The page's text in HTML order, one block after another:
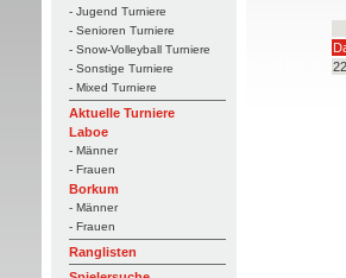
- Jugend Turniere
- Senioren Turniere
- Snow-Volleyball Turniere
- Sonstige Turniere
- Mixed Turniere
Aktuelle Turniere
Laboe
- Männer
- Frauen
Borkum
- Männer
- Frauen
Ranglisten